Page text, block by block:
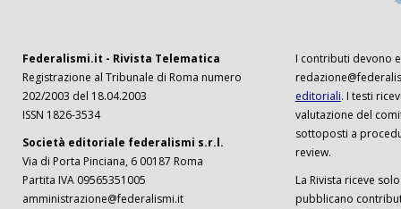
Federalismi.it - Rivista Telematica
Registrazione al Tribunale di Roma numero
202/2003 del 18.04.2003
ISSN 1826-3534
Società editoriale federalismi s.r.l.
Via di Porta Pinciana, 6 00187 Roma
Partita IVA 09565351005
amministrazione@federalismi.it
I contributi devono
editoriali. I testi
valutazione del
sottoposti a
review.
La Rivista riceve
pubblicano